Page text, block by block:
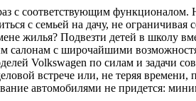
с соответствующим функционалом.
с семьей на дачу, не ограничивая
жилья? Подвезти детей в школу
салонам с широчайшими
Volkswagen по силам и задачи
встрече или, не теряя времени,
автомобилями не придется: